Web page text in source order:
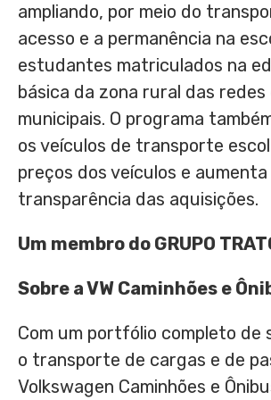
ampliando, por meio do
acesso e a permanência na
estudantes matriculados na
básica da zona rural das
municipais. O programa
os veículos de transporte
preços dos veículos e aumenta
transparência das aquisições.
Um membro do GRUPO
Sobre a VW Caminhões e
Com um portfólio completo de
o transporte de cargas e de
Volkswagen Caminhões e